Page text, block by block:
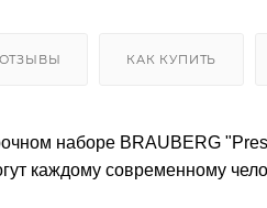
ОТЗЫВЫ КАК КУПИТЬ
наборе BRAUBERG
каждому современному